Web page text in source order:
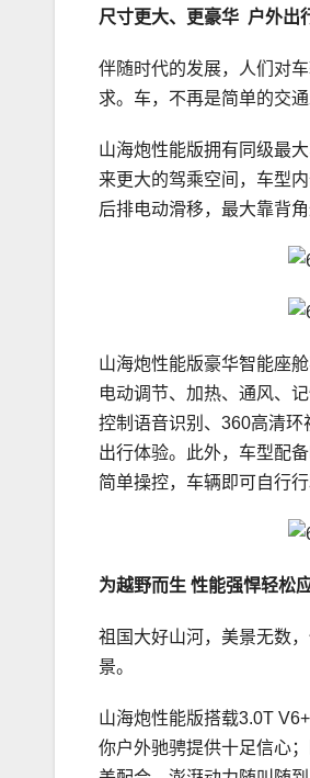
尺寸更大、更豪华 户外出
伴随时代的发展，人们对
求。车，不再是简单的交
山海炮性能版拥有同级最
来更大的驾乘空间，车型
后排电动滑移，最大靠背
山海炮性能版豪华智能座
电动调节、加热、通风、
控制语音识别、360高清
出行体验。此外，车型配
简单操控，车辆即可自行
为越野而生 性能强悍轻松
祖国大好山河，美景无数
景。
山海炮性能版搭载3.0T
你户外驰骋提供十足信心